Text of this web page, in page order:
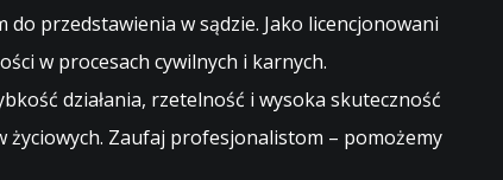
przedstawienia w sądzie. Jako licencjonowani
w procesach cywilnych i karnych.
działania, rzetelność i wysoka skuteczność
Zaufaj profesjonalistom – pomożemy